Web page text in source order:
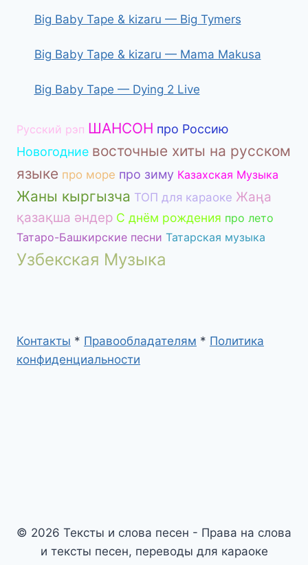
Big Baby Tape & kizaru — Big Tymers
Big Baby Tape & kizaru — Mama Makusa
Big Baby Tape — Dying 2 Live
Русский рэп ШАНСОН про Россию
Новогодние восточные хиты на русском
языке про море про зиму Казахская Музыка
Жаны кыргызча ТОП для караоке Жаңа
қазақша әндер С днём рождения про лето
Татаро-Башкирские песни Татарская музыка
Узбекская Музыка
Контакты * Правообладателям * Политика
конфиденциальности
© 2026 Тексты и слова песен - Права на слова
и тексты песен, переводы для караоке